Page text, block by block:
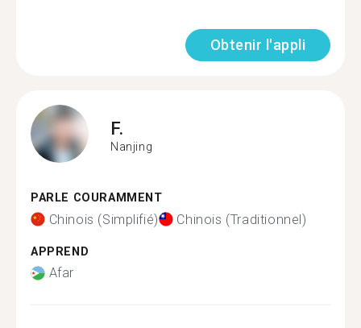
Obtenir l'appli
F.
Nanjing
PARLE COURAMMENT
Chinois (Simplifié) Chinois (Traditionnel)
APPREND
Afar